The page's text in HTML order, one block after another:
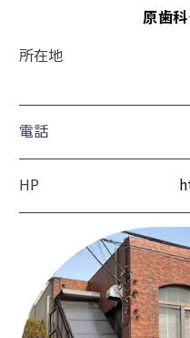
原歯
所在地
電話
HP